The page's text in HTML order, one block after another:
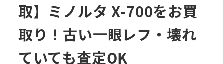
取】ミノルタ X-700をお買
取り！古い一眼レフ・壊れ
ていても査定OK